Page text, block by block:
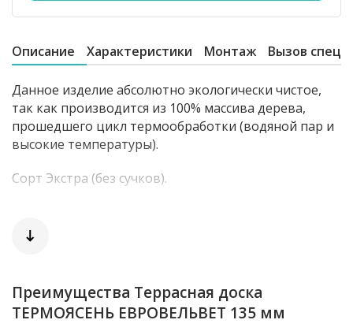
Описание Характеристики Монтаж Вызов
Данное изделие абсолютно экологически чистое,
так как производится из 100% массива дерева,
прошедшего цикл термообработки (водяной пар и
высокие температуры).
Сорт Экстра (без сучков).
Длина доски 900-3000 мм.
Преимущества Террасная доска
ТЕРМОЯСЕНЬ ЕВРОВЕЛЬВЕТ 135 мм